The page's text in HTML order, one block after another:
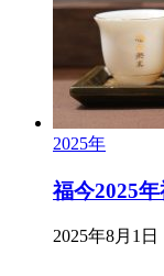
2025年
福今2025
2025年8月1日